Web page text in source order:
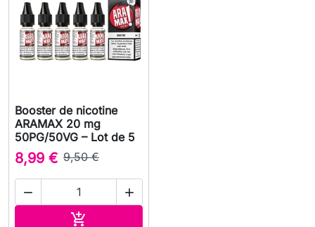
Booster de nicotine
ARAMAX 20 mg
50PG/50VG – Lot de 5
8,99 € 9,50 €
 
